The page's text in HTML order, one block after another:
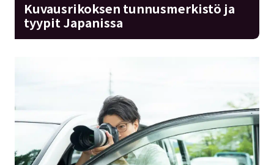
Kuvausrikoksen tunnusmerkistö ja
tyypit Japanissa